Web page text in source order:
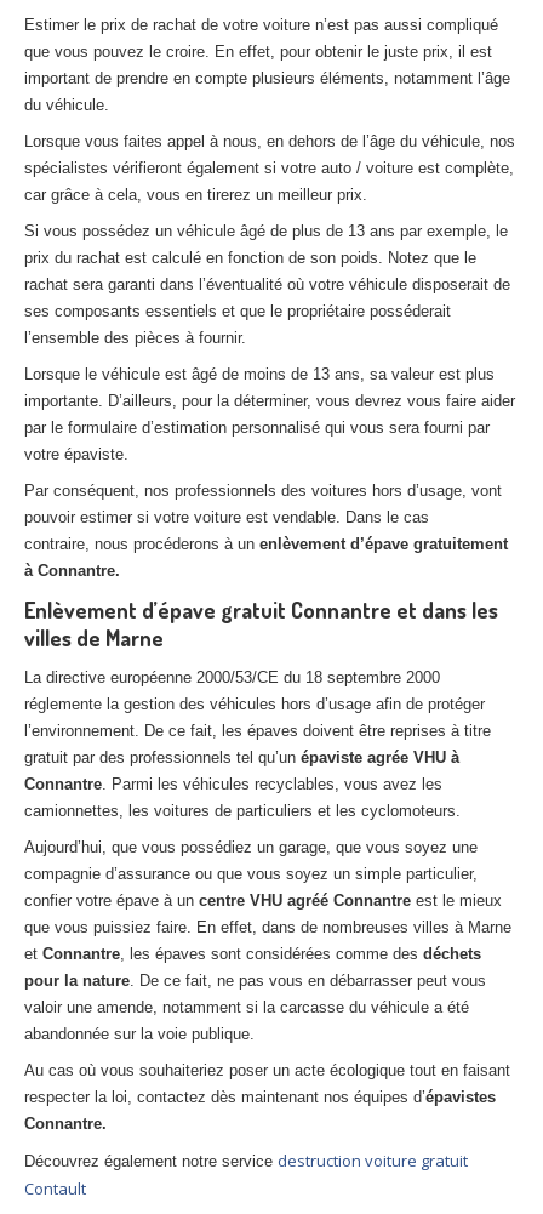
Estimer le prix de rachat de votre voiture n’est pas aussi compliqué
que vous pouvez le croire. En effet, pour obtenir le juste prix, il est
important de prendre en compte plusieurs éléments, notamment l’âge
du véhicule.
Lorsque vous faites appel à nous, en dehors de l’âge du véhicule, nos
spécialistes vérifieront également si votre auto / voiture est complète,
car grâce à cela, vous en tirerez un meilleur prix.
Si vous possédez un véhicule âgé de plus de 13 ans par exemple, le
prix du rachat est calculé en fonction de son poids. Notez que le
rachat sera garanti dans l’éventualité où votre véhicule disposerait de
ses composants essentiels et que le propriétaire posséderait
l’ensemble des pièces à fournir.
Lorsque le véhicule est âgé de moins de 13 ans, sa valeur est plus
importante. D’ailleurs, pour la déterminer, vous devrez vous faire aider
par le formulaire d’estimation personnalisé qui vous sera fourni par
votre épaviste.
Par conséquent, nos professionnels des voitures hors d’usage, vont
pouvoir estimer si votre voiture est vendable. Dans le cas
contraire, nous procéderons à un enlèvement d’épave gratuitement
à Connantre.
Enlèvement d’épave gratuit Connantre et dans les
villes de Marne
La directive européenne 2000/53/CE du 18 septembre 2000
réglemente la gestion des véhicules hors d’usage afin de protéger
l’environnement. De ce fait, les épaves doivent être reprises à titre
gratuit par des professionnels tel qu’un épaviste agrée VHU à
Connantre. Parmi les véhicules recyclables, vous avez les
camionnettes, les voitures de particuliers et les cyclomoteurs.
Aujourd’hui, que vous possédiez un garage, que vous soyez une
compagnie d’assurance ou que vous soyez un simple particulier,
confier votre épave à un centre VHU agréé Connantre est le mieux
que vous puissiez faire. En effet, dans de nombreuses villes à Marne
et Connantre, les épaves sont considérées comme des déchets
pour la nature. De ce fait, ne pas vous en débarrasser peut vous
valoir une amende, notamment si la carcasse du véhicule a été
abandonnée sur la voie publique.
Au cas où vous souhaiteriez poser un acte écologique tout en faisant
respecter la loi, contactez dès maintenant nos équipes d’épavistes
Connantre.
Découvrez également notre service destruction voiture gratuit
Contault